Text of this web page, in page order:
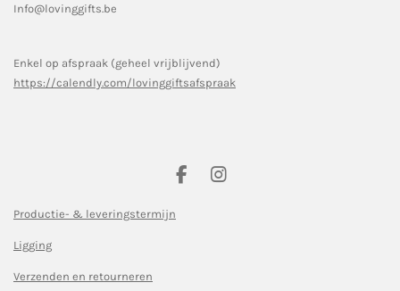
Info@lovinggifts.be
Enkel op afspraak (geheel vrijblijvend)
https://calendly.com/lovinggiftsafspraak
F
I
Productie- & leveringstermijn
Ligging
Verzenden en retourneren